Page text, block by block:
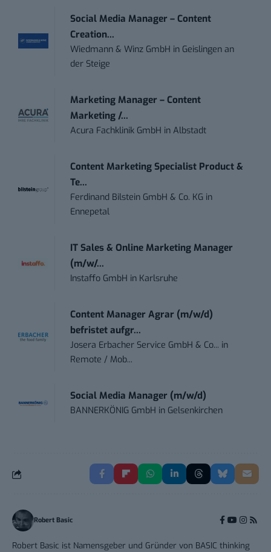
Social Media Manager – Content
Creation...
Wiedmann & Winz GmbH in Geislingen an
der Steige
Marketing Manager – Content
Marketing /...
Acura Fachklinik GmbH inAlbstadt
Content Marketing Specialist Product &
Te...
Ferdinand Bilstein GmbH & Co. KG in
Ennepetal
IT Sales & Online Marketing Manager
(m/w/...
Instaffo GmbH in Karlsruhe
Content Manager Agrar (m/w/d)
befristet aufgr...
Josera Erbacher Service GmbH & Co... in
Remote / Mob...
Social Media Manager (m/w/d)
BANNERKÖNIG GmbH in Gelsenkirchen
Robert Basic
Robert Basic ist Namensgeber und Gründer von BASIC thinking